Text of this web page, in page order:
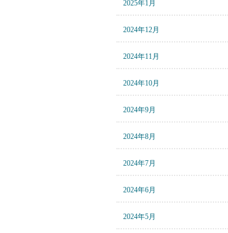
2025年1月
2024年12月
2024年11月
2024年10月
2024年9月
2024年8月
2024年7月
2024年6月
2024年5月